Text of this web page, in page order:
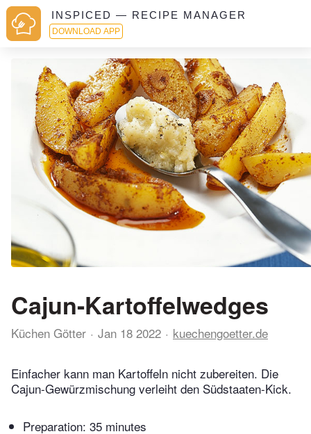
INSPICED — RECIPE MANAGER
DOWNLOAD APP
Cajun-Kartoffelwedges
Küchen Götter Jan 18 2022 kuechengoetter.de
Einfacher kann man Kartoffeln nicht zubereiten. Die
Cajun-Gewürzmischung verleiht den Südstaaten-Kick.
Preparation: 35 minutes